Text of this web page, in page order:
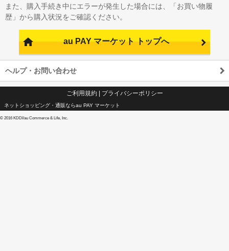
また、購入手続き中にエラーが発生した場合には、「お買い物履
歴」から購入状況をご確認ください。
au PAY マーケット トップへ
ヘルプ・お問い合わせ
ご利用規約| プライバシーポリシー
ネットショッピング・通販ならau PAY マーケット
© 2016 KDDI/au Commerce & Life, Inc.